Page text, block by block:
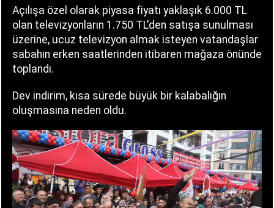
Açılışa özel olarak piyasa fiyatı yaklaşık 6.000 TL
olan televizyonların 1.750 TL'den satışa sunulması
üzerine, ucuz televizyon almak isteyen vatandaşlar
sabahın erken saatlerinden itibaren mağaza önünde
toplandı.
Dev indirim, kısa sürede büyük bir kalabalığın
oluşmasına neden oldu.